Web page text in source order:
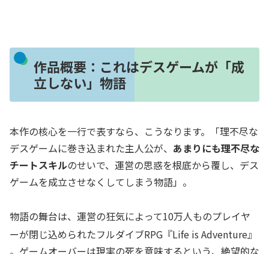
作品概要：これはデスゲームが「成
立しない」物語
本作の核心を一行で表すなら、こうなります。「理不尽な
デスゲームに巻き込まれた主人公が、 あまりにも理不尽な
チートスキルのせいで、運営の思惑を根底から覆し、デス
ゲームを成立させなくしてしまう物語」。
物語の舞台は、運営の狂気によって10万人ものプレイヤ
ーが閉じ込められたフルダイブRPG『Life is Adventure』